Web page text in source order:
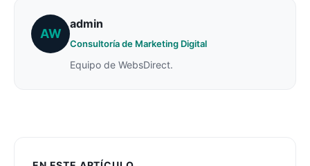
AW
admin
Consultoría de Marketing Digital
Equipo de WebsDirect.